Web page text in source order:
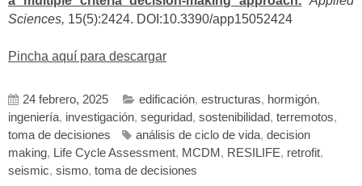
Sciences, 15(5):2424. DOI:10.3390/app15052424
Pincha aquí para descargar
24 febrero, 2025 edificación, estructuras, hormigón,
ingeniería, investigación, seguridad, sostenibilidad, terremotos,
toma de decisiones
análisis de ciclo de vida, decision
making, Life Cycle Assessment, MCDM , RESILIFE, retrofit,
seismic, sismo, toma de decisiones